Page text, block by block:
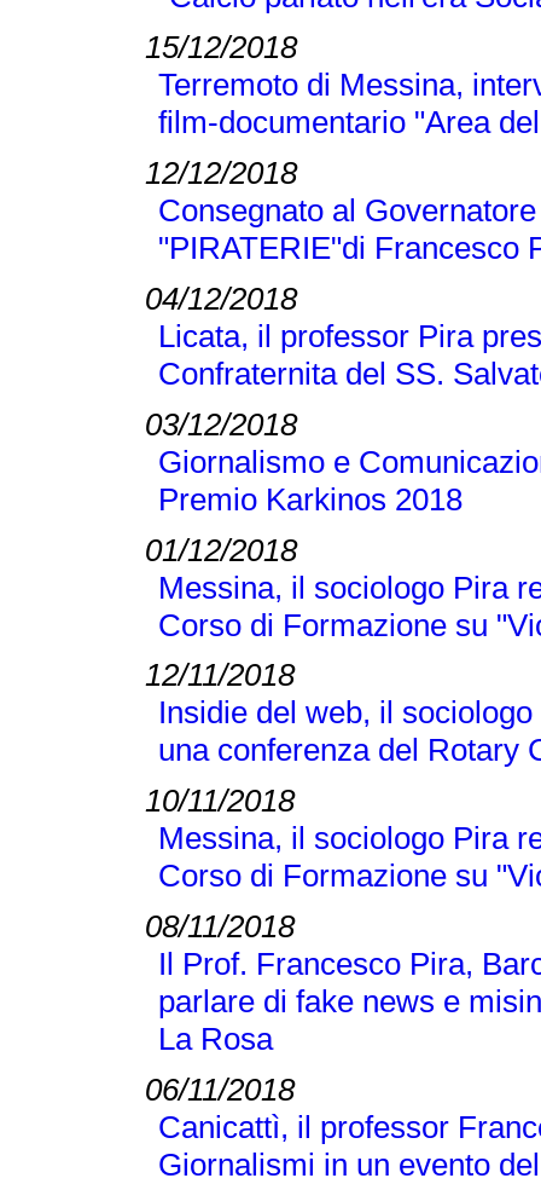
15/12/2018
Terremoto di Messina,
film-documentario "Area
12/12/2018
Consegnato al
"PIRATERIE"di Francesco
04/12/2018
Licata, il professor Pira
Confraternita del SS.
03/12/2018
Giornalismo e
Premio Karkinos 2018
01/12/2018
Messina, il sociologo Pira
Corso di Formazione su
12/11/2018
Insidie del web, il
una conferenza del Rotary
10/11/2018
Messina, il sociologo Pira
Corso di Formazione su
08/11/2018
Il Prof. Francesco Pira,
parlare di fake news e
La Rosa
06/11/2018
Canicattì, il professor
Giornalismi in un evento